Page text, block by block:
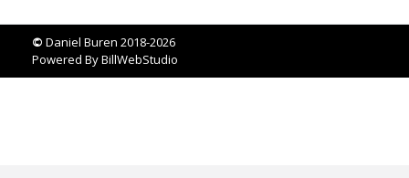
© Daniel Buren 2018-2026
Powered ByBillWebStudio